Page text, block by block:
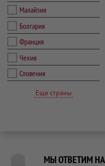
Малайзия
Болгария
Франция
Чехия
Словения
Еще страны
МЫ ОТВЕТИМ НА